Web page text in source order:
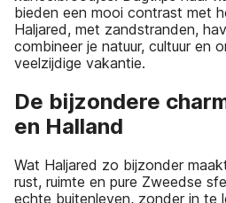
bieden een mooi contrast met
Haljared, met zandstranden,
combineer je natuur, cultuur en
veelzijdige vakantie.
De bijzondere
en Halland
Wat Haljared zo bijzonder
rust, ruimte en pure Zweedse
echte buitenleven, zonder in te